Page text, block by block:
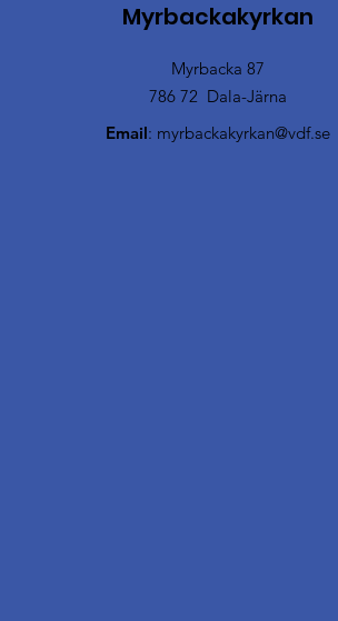
Myrbackakyrkan
Email: myrbackakyrkan@vdf.se
Myrbacka 87
786 72 Dala-Järna